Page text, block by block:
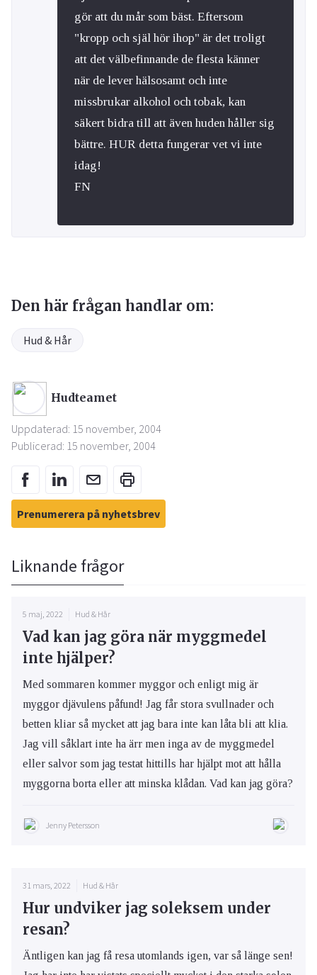
gör att du mår som bäst. Eftersom
"kropp och själ hör ihop" är det troligt
att det välbefinnande de flesta känner
när de lever hälsosamt och inte
missbrukar alkohol och tobak, kan
säkert bidra till att även huden håller sig
bättre. HUR detta fungerar vet vi inte
idag!
FN
Den här frågan handlar om:
Hud & Hår
Hudteamet
Uppdaterad: 15 november, 2004
Publicerad: 15 november, 2004
Prenumerera på nyhetsbrev
Liknande frågor
5 maj, 2022 Hud & Hår
Vad kan jag göra när myggmedel
inte hjälper?
Med sommaren kommer myggor och enligt mig är
myggor djävulens påfund! Jag får stora svullnader och
betten kliar så mycket att jag bara inte kan låta bli att klia.
Jag vill såklart inte ha ärr men inga av de myggmedel
eller salvor som jag testat hittills har hjälpt mot att hålla
myggorna borta eller att minska klådan. Vad kan jag göra?
Jenny Petersson
31 mars, 2022 Hud & Hår
Hur undviker jag soleksem under
resan?
Äntligen kan jag få resa utomlands igen, var så länge sen!